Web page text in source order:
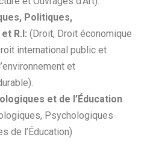
Politiques,
R.I: (Droit, Droit économique
international public et
et
et de l’Éducation
Psychologiques
de l’Éducation)